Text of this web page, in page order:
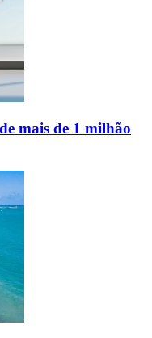
mais de 1 milhão